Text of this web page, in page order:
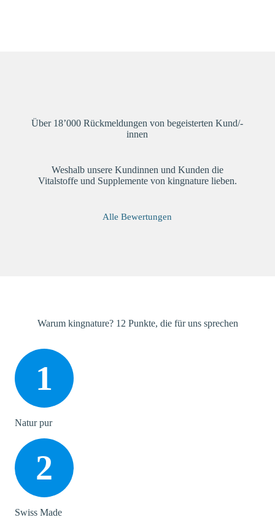
Über 18’000 Rückmeldungen von begeisterten Kund/-
innen
Weshalb unsere Kundinnen und Kunden die
Vitalstoffe und Supplemente von kingnature lieben.
Alle Bewertungen
Warum kingnature? 12 Punkte, die für uns sprechen
1
Natur pur
2
Swiss Made